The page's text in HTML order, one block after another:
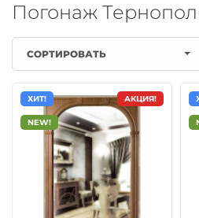
Погонаж
СОРТИРОВАТЬ
АКЦИЯ!
ХИТ!
NEW!